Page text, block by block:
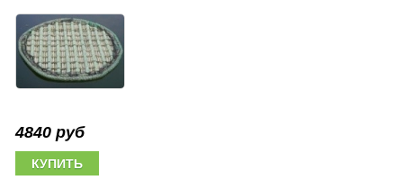
4840 руб